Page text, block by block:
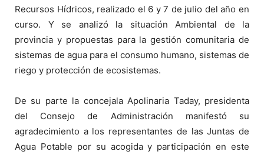
Recursos Hídricos, realizado el 6 y 7 de julio del año en
curso. Y se analizó la situación Ambiental de la
provincia y propuestas para la gestión comunitaria de
sistemas de agua para el consumo humano, sistemas de
riego y protección de ecosistemas.
De su parte la concejala Apolinaria Taday, presidenta
del Consejo de Administración manifestó su
agradecimiento a los representantes de las Juntas de
Agua Potable por su acogida y participación en este